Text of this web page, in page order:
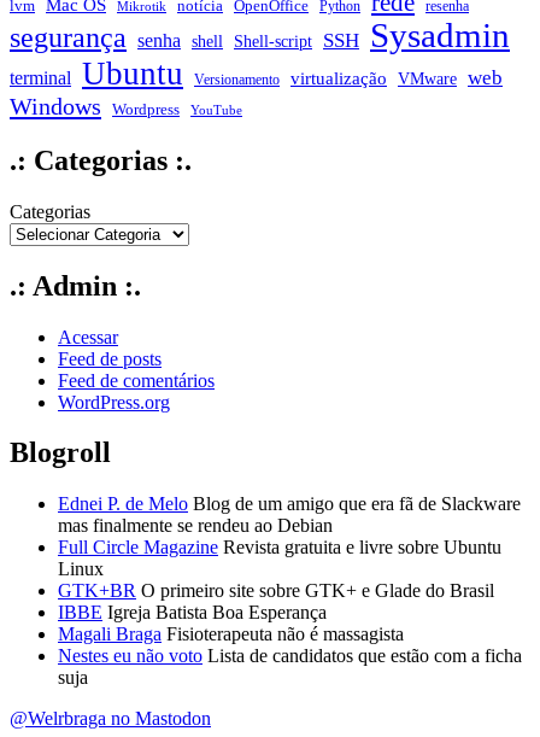
lvm Mac OS Mikrotik notícia OpenOffice Python resenha
segurança senha shell Shell-script SSH Sysadmin
terminal Ubuntu Versionamento virtualização VMware web
Windows Wordpress YouTube
.: Categorias :.
Categorias
.: Admin :.
Acessar
Feed de posts
Feed de comentários
WordPress.org
Blogroll
Ednei P. de Melo Blog de um amigo que era fã de Slackware
mas finalmente se rendeu ao Debian
Full Circle Magazine Revista gratuita e livre sobre Ubuntu
Linux
GTK+BR O primeiro site sobre GTK+ e Glade do Brasil
IBBE Igreja Batista Boa Esperança
Magali Braga Fisioterapeuta não é massagista
Nestes eu não voto Lista de candidatos que estão com a ficha
suja
@Welrbraga no Mastodon